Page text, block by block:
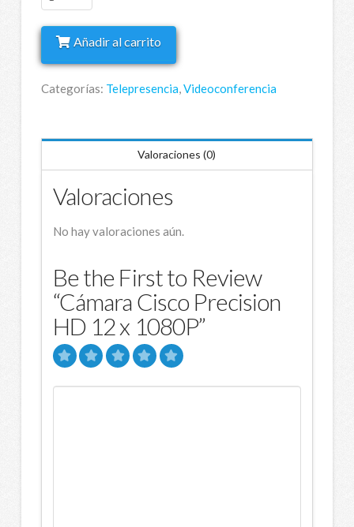
Cisco
Precision
12
x
Añadir al carrito
Categorías: Telepresencia,Videoconferencia
Valoraciones (0)
Valoraciones
No hay valoraciones aún.
Be the First to Review
“Cámara Cisco Precision
HD 12 x 1080P”